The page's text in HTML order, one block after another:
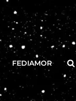
FEDIAMOR